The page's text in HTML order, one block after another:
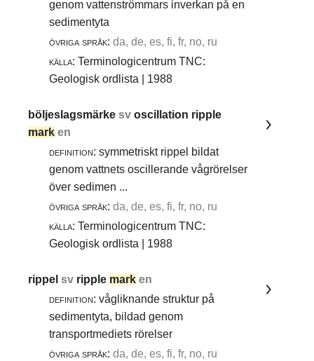
genom vattenströmmars inverkan på en
sedimentyta
övriga språk: da, de, es, fi, fr, no, ru
källa: Terminologicentrum TNC:
Geologisk ordlista | 1988
böljeslagsmärkesvoscillation ripple
mark en
definition: symmetriskt rippel bildat
genom vattnets oscillerande vågrörelser
över sedimen ...
övriga språk: da, de, es, fi, fr, no, ru
källa: Terminologicentrum TNC:
Geologisk ordlista | 1988
rippelsv ripple mark en
definition: vågliknande struktur på
sedimentyta, bildad genom
transportmediets rörelser
övriga språk: da, de, es, fi, fr, no, ru